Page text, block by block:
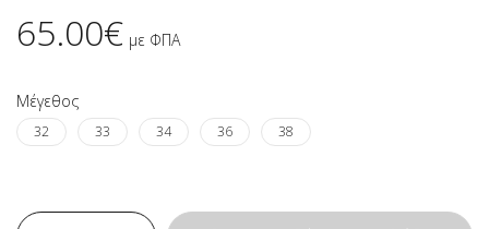
65.00€ με ΦΠΑ
Μέγεθος
32 33 34 36 38